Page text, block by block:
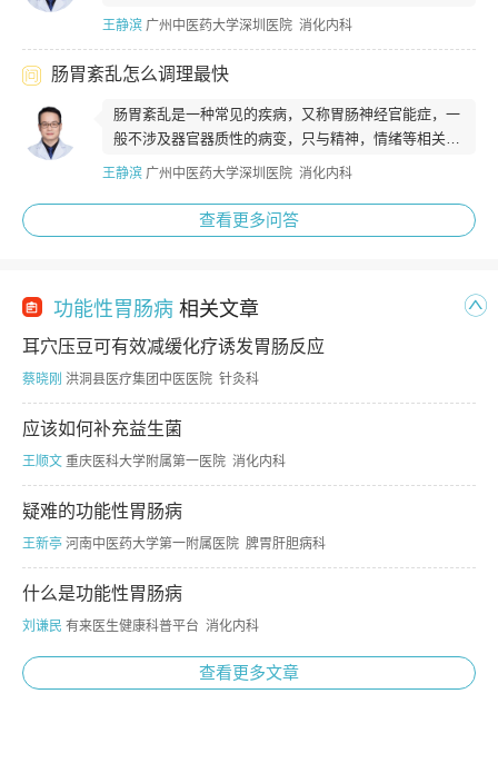
绪紧张，家庭纠纷，生活和工作上的困难...
王静滨 广州中医药大学深圳医院 消化内科
肠胃紊乱怎么调理最快
肠胃紊乱是一种常见的疾病，又称胃肠神经官能症，一
般不涉及器官器质性的病变，只与精神，情绪等相关，
常见的病因，有精神，因素为主，饮食的...
王静滨 广州中医药大学深圳医院 消化内科
查看更多问答
功能性胃肠病 相关文章
耳穴压豆可有效减缓化疗诱发胃肠反应
蔡晓刚 洪洞县医疗集团中医医院 针灸科
应该如何补充益生菌
王顺文 重庆医科大学附属第一医院 消化内科
疑难的功能性胃肠病
王新亭 河南中医药大学第一附属医院 脾胃肝胆病科
什么是功能性胃肠病
刘谦民 有来医生健康科普平台 消化内科
查看更多文章